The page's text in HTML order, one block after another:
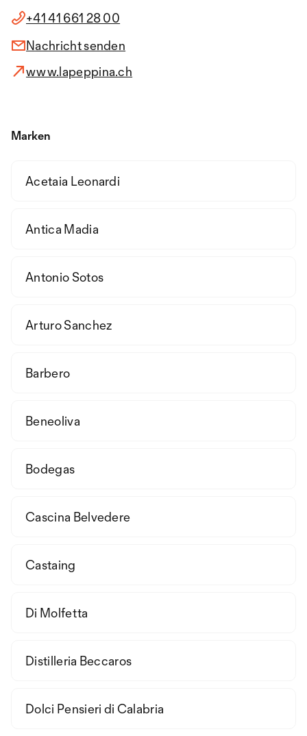
+41 41 661 28 00
Nachricht senden
www.lapeppina.ch
Marken
Acetaia Leonardi
Antica Madia
Antonio Sotos
Arturo Sanchez
Barbero
Beneoliva
Bodegas
Cascina Belvedere
Castaing
Di Molfetta
Distilleria Beccaros
Dolci Pensieri di Calabria